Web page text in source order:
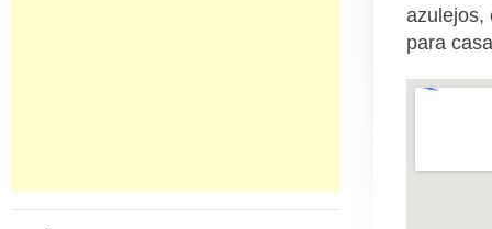
azulejos,
para